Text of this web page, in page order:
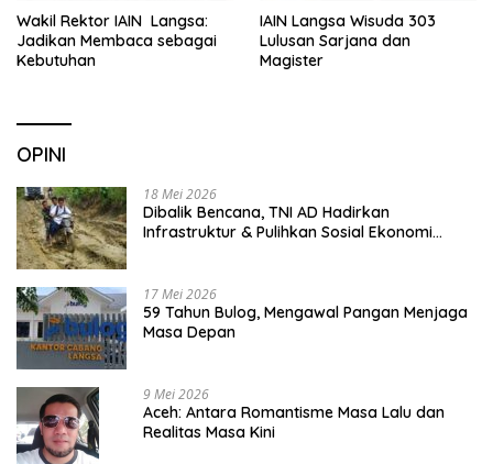
Wakil Rektor IAIN Langsa:
Jadikan Membaca sebagai
Kebutuhan
IAIN Langsa Wisuda 303
Lulusan Sarjana dan
Magister
OPINI
18 Mei 2026
Dibalik Bencana, TNI AD Hadirkan
Infrastruktur & Pulihkan Sosial Ekonomi
17 Mei 2026
59 Tahun Bulog, Mengawal Pangan Menjaga
Masa Depan
9 Mei 2026
Aceh: Antara Romantisme Masa Lalu dan
Realitas Masa Kini